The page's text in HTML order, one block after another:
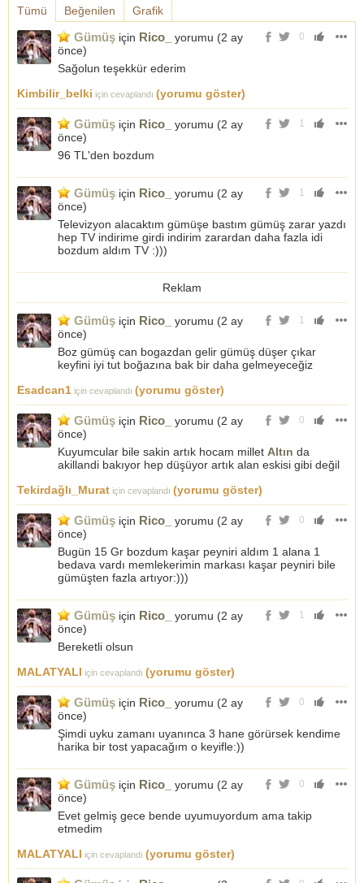
Tümü Beğenilen Grafik
0
Gümüş için Rico_ yorumu (2 ay
önce)
Sağolun teşekkür ederim
Kimbilir_belki için cevaplandı (yorumu göster)
1
Gümüş için Rico_ yorumu (2 ay
önce)
96 TL'den bozdum
1
Gümüş için Rico_ yorumu (2 ay
önce)
Televizyon alacaktım gümüşe bastım gümüş zarar yazdı
hep TV indirime girdi indirim zarardan daha fazla idi
bozdum aldım TV :)))
Reklam
1
Gümüş için Rico_ yorumu (2 ay
önce)
Boz gümüş can bogazdan gelir gümüş düşer çıkar
keyfini iyi tut boğazına bak bir daha gelmeyeceğiz
Esadcan1 için cevaplandı (yorumu göster)
0
Gümüş için Rico_ yorumu (2 ay
önce)
Kuyumcular bile sakin artık hocam millet Altın da
akillandi bakıyor hep düşüyor artık alan eskisi gibi değil
Tekirdağlı_Murat için cevaplandı (yorumu göster)
0
Gümüş için Rico_ yorumu (2 ay
önce)
Bugün 15 Gr bozdum kaşar peyniri aldım 1 alana 1
bedava vardı memlekerimin markası kaşar peyniri bile
gümüşten fazla artıyor:)))
1
Gümüş için Rico_ yorumu (2 ay
önce)
Bereketli olsun
MALATYALI için cevaplandı (yorumu göster)
0
Gümüş için Rico_ yorumu (2 ay
önce)
Şimdi uyku zamanı uyanınca 3 hane görürsek kendime
harika bir tost yapacağım o keyifle:))
0
Gümüş için Rico_ yorumu (2 ay
önce)
Evet gelmiş gece bende uyumuyordum ama takip
etmedim
MALATYALI için cevaplandı (yorumu göster)